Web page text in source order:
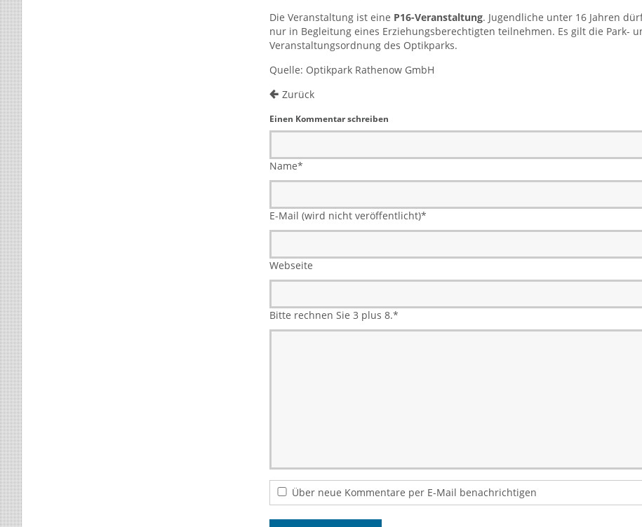
Die Veranstaltung ist eine P16-Veranstaltung. Jugendliche unter 16 Jahren
nur in Begleitung eines Erziehungsberechtigten teilnehmen. Es gilt die Park-
Veranstaltungsordnung des Optikparks.
Quelle: Optikpark Rathenow GmbH
Zurück
Einen Kommentar schreiben
Name*
E-Mail (wird nicht veröffentlicht)*
Webseite
Bitte rechnen Sie 3 plus 8.*
Über neue Kommentare per E-Mail benachrichtigen